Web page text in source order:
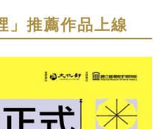
」推薦作品上線